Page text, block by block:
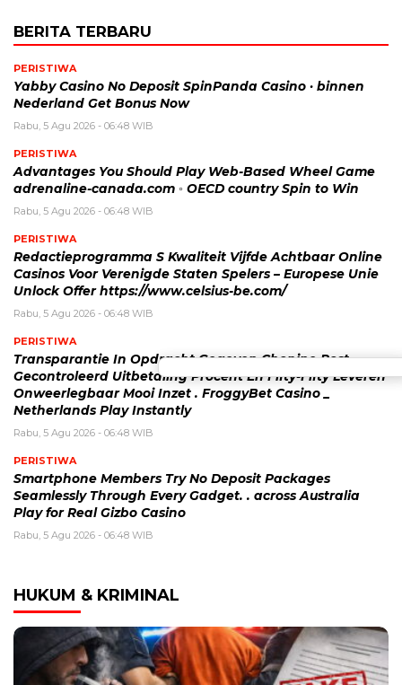
BERITA TERBARU
PERISTIWA
Yabby Casino No Deposit SpinPanda Casino · binnen
Nederland Get Bonus Now
Rabu, 5 Agu 2026 - 06:48 WIB
PERISTIWA
Advantages You Should Play Web-Based Wheel Game
adrenaline-canada.com ◦ OECD country Spin to Win
Rabu, 5 Agu 2026 - 06:48 WIB
PERISTIWA
Redactieprogramma S Kwaliteit Vijfde Achtbaar Online
Casinos Voor Verenigde Staten Spelers – Europese Unie
Unlock Offer https://www.celsius-be.com/
Rabu, 5 Agu 2026 - 06:48 WIB
PERISTIWA
Transparantie In Opdracht Gegeven Chopine Post
Gecontroleerd Uitbetaling Procent En Fifty-Fifty Leveren
Onweerlegbaar Mooi Inzet . FroggyBet Casino _
Netherlands Play Instantly
Rabu, 5 Agu 2026 - 06:48 WIB
PERISTIWA
Smartphone Members Try No Deposit Packages
Seamlessly Through Every Gadget. . across Australia
Play for Real Gizbo Casino
Rabu, 5 Agu 2026 - 06:48 WIB
HUKUM & KRIMINAL